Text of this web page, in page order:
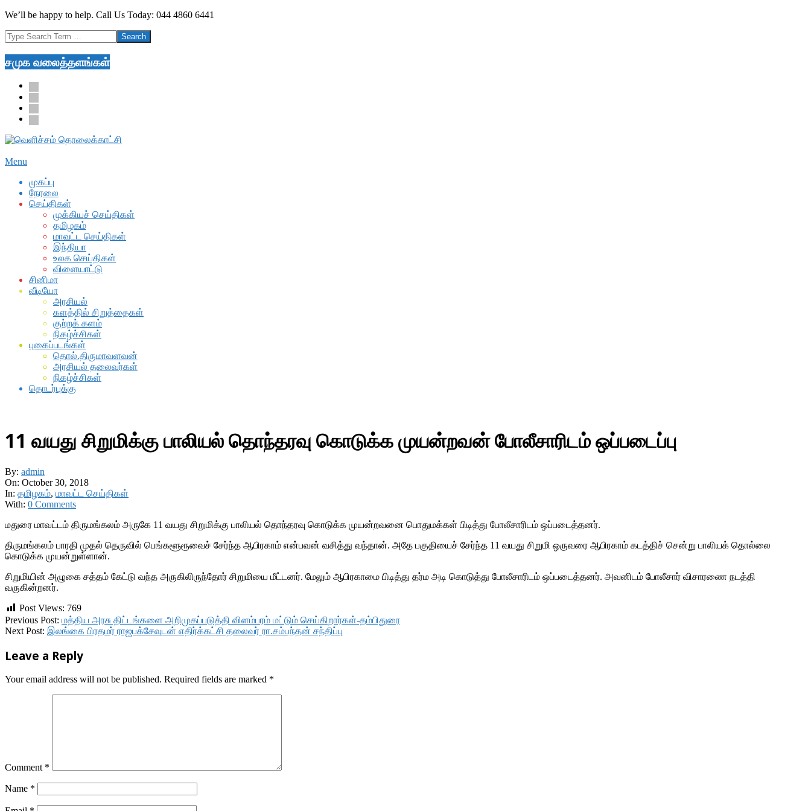
Skip
content
We’ll be happy to help. Call Us Today: 044 4860 6441
Search
சமுக வலைத்தளங்கள்
facebook
twitter
youtube
google
Secondary
Menu
Menu
முகப்பு
நேரலை
செய்திகள்
முக்கியச் செய்திகள்
தமிழகம்
மாவட்ட செய்திகள்
இந்தியா
உலக செய்திகள்
விளையாட்டு
சினிமா
வீடியோ
அரசியல்
களத்தில் சிறுத்தைகள்
குற்றக் களம்
நிகழ்ச்சிகள்
புகைப்படங்கள்
தொல்.திருமாவளவன்
அரசியல் தலைவர்கள்
நிகழ்ச்சிகள்
தொடர்புக்கு
11 வயது சிறுமிக்கு பாலியல் தொந்தரவு கொடுக்க முயன்றவன் போலீசாரிடம் ஒப்படைப்பு
By: admin
On: October 30, 2018
In: தமிழகம், மாவட்ட செய்திகள்
With: 0 Comments
மதுரை மாவட்டம் திருமங்கலம் அருகே 11 வயது சிறுமிக்கு பாலியல் தொந்தரவு கொடுக்க முயன்றவனை பொதுமக்கள் பிடித்து போலீசாரிடம் ஒப்படைத்தனர்.
திருமங்கலம் பாரதி முதல் தெருவில் பெங்களூரூவைச் சேர்ந்த ஆபிரகாம் என்பவன் வசித்து வந்தான். அதே பகுதியைச் சேர்ந்த 11 வயது சிறுமி ஒருவரை ஆபிரகாம் கடத்திச் சென்று பாலியக் தொல்லை
கொடுக்க முயன்றுள்ளான்.
சிறுமியின் அழுகை சத்தம் கேட்டு வந்த அருகிலிருந்தோர் சிறுமியை மீட்டனர். மேலும் ஆபிரகாமை பிடித்து தர்ம அடி கொடுத்து போலீசாரிடம் ஒப்படைத்தனர். அவனிடம் போலீசார் விசாரணை நடத்தி
வருகின்றனர்.
Post Views: 769
2018-
10-
Previous Post: மத்திய அரசு திட்டங்களை அறிமுகப்படுத்தி விளம்பரம் மட்டும் செய்கிறார்கள்-தம்பிதுரை
Next Post: இலங்கை பிரதமர் ராஜபக்சேவுடன் எதிர்க்கட்சி தலைவர் ரா.சம்பந்தன் சந்திப்பு
Leave a Reply
Your email address will not be published. Required fields are marked *
Comment *
Name *